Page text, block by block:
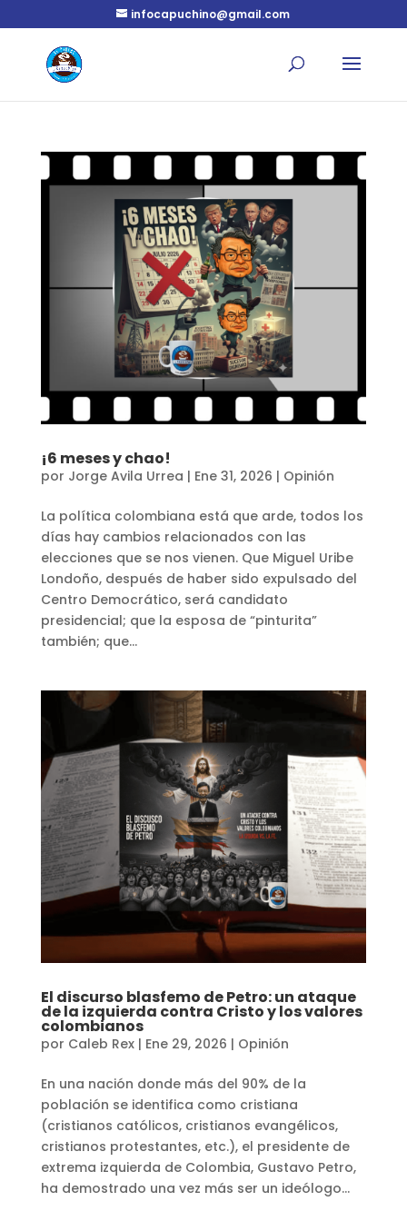
infocapuchino@gmail.com
¡6 meses y chao!
por Jorge Avila Urrea | Ene 31, 2026 | Opinión
La política colombiana está que arde, todos los
días hay cambios relacionados con las
elecciones que se nos vienen. Que Miguel Uribe
Londoño, después de haber sido expulsado del
Centro Democrático, será candidato
presidencial; que la esposa de “pinturita”
también; que...
El discurso blasfemo de Petro: un ataque
de la izquierda contra Cristo y los valores
colombianos
por Caleb Rex| Ene 29, 2026 | Opinión
En una nación donde más del 90% de la
población se identifica como cristiana
(cristianos católicos, cristianos evangélicos,
cristianos protestantes, etc.), el presidente de
extrema izquierda de Colombia, Gustavo Petro,
ha demostrado una vez más ser un ideólogo...